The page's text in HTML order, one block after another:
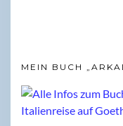
MEIN BUCH